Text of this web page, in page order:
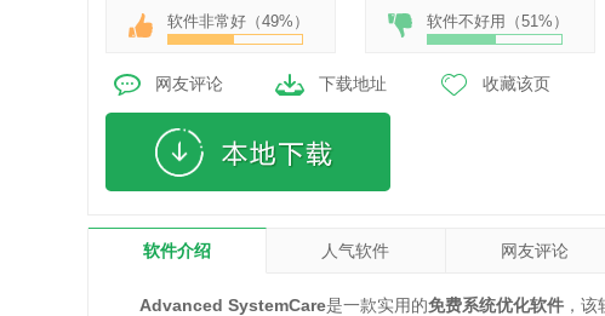
软件非常好（49% ） 软件不好用（51% ）
网友评论 下载地址 收藏该页
软件介绍 人气软件 网友评论
Advanced SystemCare是一款实用的免费系统优化软件 ，